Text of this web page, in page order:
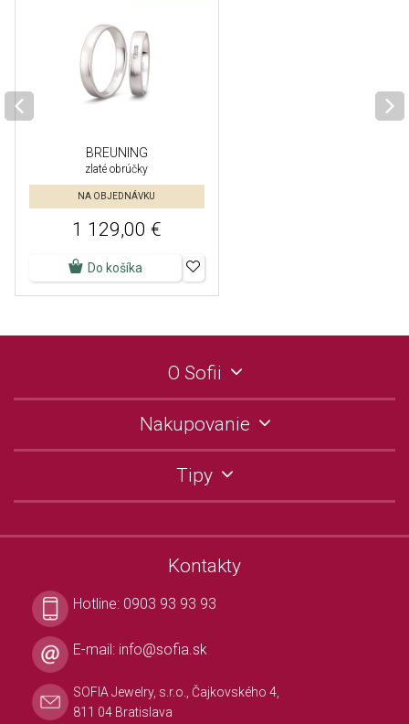
BREUNING
zlaté obrúčky
NA OBJEDNÁVKU
1 129,00 €
Do košíka
O Sofii
Nakupovanie
Tipy
Kontakty
Hotline: 0903 93 93 93
E-mail: info@sofia.sk
SOFIA Jewelry, s.r.o., Čajkovského 4,
811 04 Bratislava